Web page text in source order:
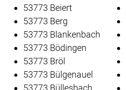
53773 Beiert
53773 Berg
53773 Blankenbach
53773 Bödingen
53773 Bröl
53773 Bülgenauel
53773 Büllesbach